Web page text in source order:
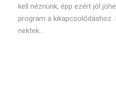
kell néznünk, épp ezért jól
program a
nektek....